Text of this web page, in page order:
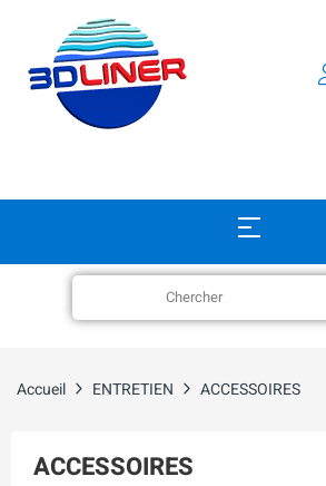
Accueil ENTRETIEN ACCESSOIRES
ACCESSOIRES